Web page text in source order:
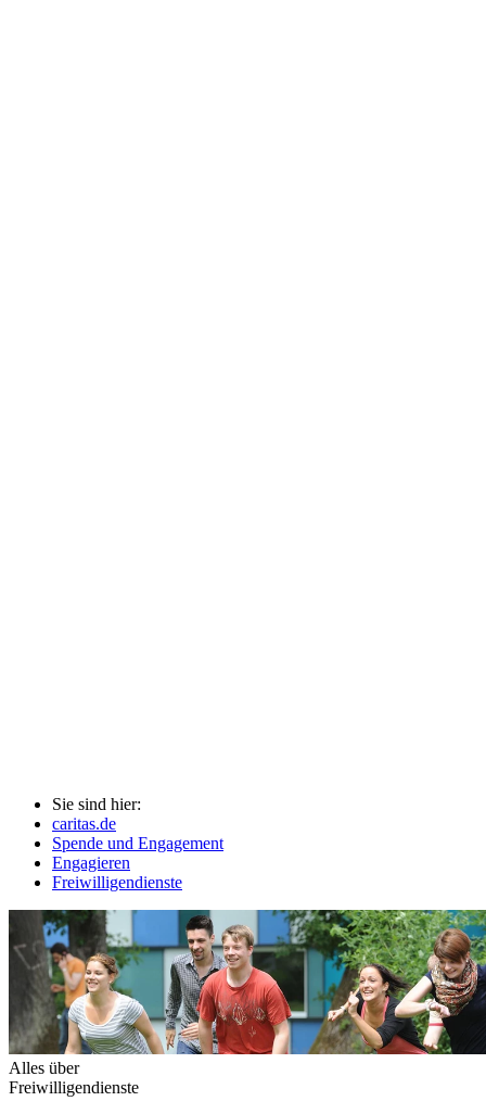
Sie sind hier:
caritas.de
Spende und Engagement
Engagieren
Freiwilligendienste
Alles über
Freiwilligendienste